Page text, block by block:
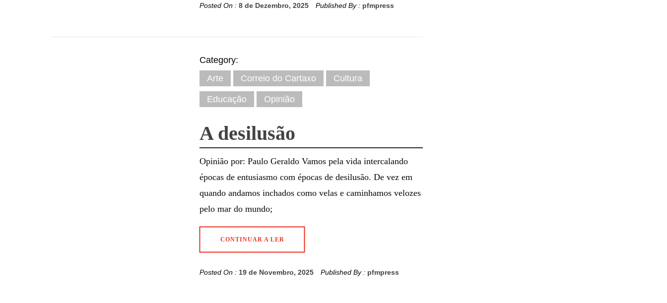
Posted On : 8 de Dezembro, 2025 Published By : pfmpress
Category:
Arte
Correio do Cartaxo Cultura
Educação Opinião
A desilusão
Opinião por: Paulo Geraldo Vamos pela vida intercalando
épocas de entusiasmo com épocas de desilusão. De vez em
quando andamos inchados como velas e caminhamos velozes
pelo mar do mundo;
CONTINUAR A LER
Posted On : 19 de Novembro, 2025 Published By : pfmpress